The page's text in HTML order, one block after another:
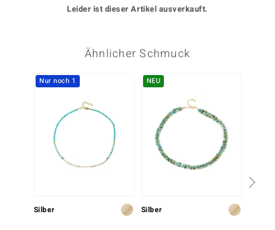
BY DE MELO
Leider ist dieser Artikel ausverkauft.
Ähnlicher Schmuck
Nur noch 1
Silber
NEU
Silber